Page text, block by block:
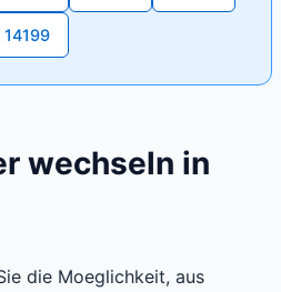
14199
wechseln in
die Moeglichkeit, aus